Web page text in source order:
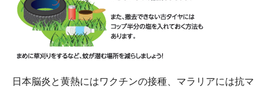
日本脳炎と黄熱にはワクチンの接種、マラリアには抗マ